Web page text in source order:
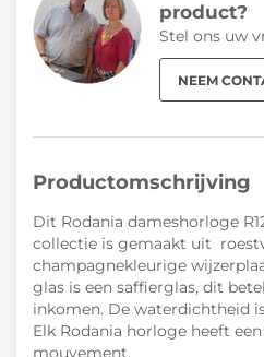
product?
Stel ons uw
NEEM
Productomschrijving
Dit Rodania dameshorloge
collectie is gemaakt uit
champagnekleurige
glas is een saffierglas, dit
inkomen. De waterdichtheid
Elk Rodania horloge heeft
mouvement.